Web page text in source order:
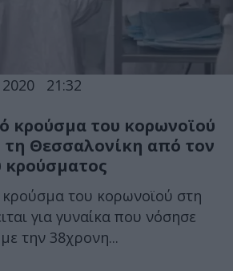
21:32
κρούσμα του κορωνοϊού
τη Θεσσαλονίκη από τον
κρούσματος
του κορωνοϊού στη
για γυναίκα που νόσησε
την 38χρονη...